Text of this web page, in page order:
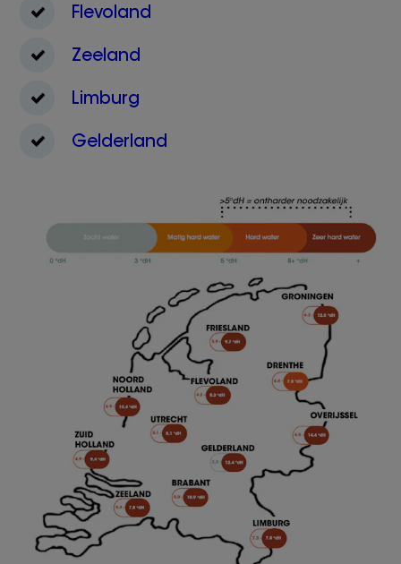
Flevoland
Zeeland
Limburg
Gelderland